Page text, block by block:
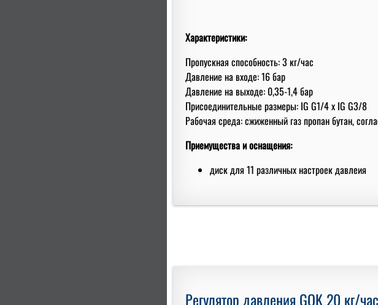
Характеристики:
Пропускная способность: 3 кг/час
Давление на входе: 16 бар
Давление на выходе: 0,35-1,4 бар
Присоединительные размеры: IG G1/4 x IG G3/8
Рабочая среда: сжиженный газ пропан бутан,
Приемущества и оснащения:
диск для 11 различных настроек давлеия
Регулятор давления GOK 20 кг/